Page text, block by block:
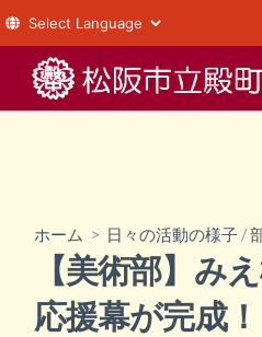
テ
ホーム > 日々の活動の様子 /
【美術部】み
応援幕が完成！